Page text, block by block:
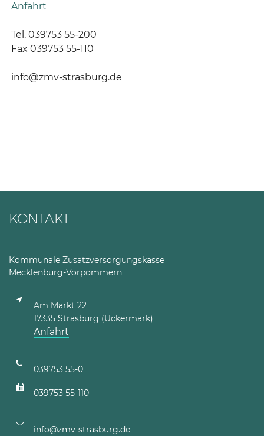
Anfahrt
Tel. 039753 55-200
Fax 039753 55-110
info@zmv-strasburg.de
KONTAKT
Kommunale Zusatzversorgungskasse
Mecklenburg-Vorpommern
Am Markt 22
17335 Strasburg (Uckermark)
Anfahrt
039753 55-0
039753 55-110
info@zmv-strasburg.de